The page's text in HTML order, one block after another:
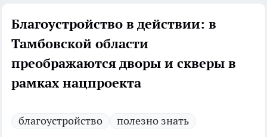
Благоустройство в действии: в
Тамбовской области
преображаются дворы и скверы в
рамках нацпроекта
благоустройство полезно знать